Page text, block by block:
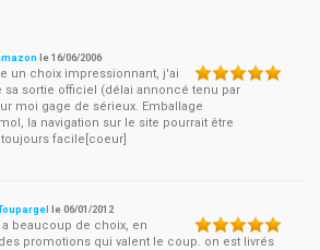
le16/06/2006
un choix impressionnant, j'ai
sa sortie officiel (délai annoncé tenu par
moi gage de sérieux. Emballage
la navigation sur le site pourrait être
facile[coeur]
le06/01/2012
beaucoup de choix, en
promotions qui valent le coup. on est livrés